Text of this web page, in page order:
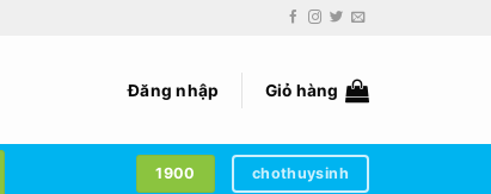
Đăng nhập Giỏ hàng
1900 chothuysinh